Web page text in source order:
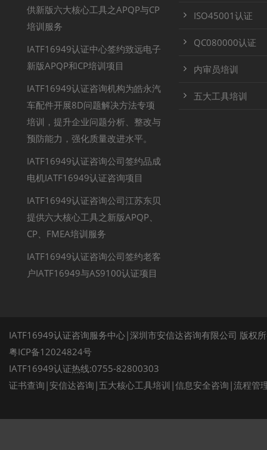
供新版六大核心工具之APQP与CP
培训服务
IATF16949认证中心签约致远电子
新版APQP和CP培训项目
IATF16949认证咨询机构为皓永汽
车配件开展8D问题解决方法专项
培训，提升企业问题分析、整改与
预防能力，强化质量改进水平。
IATF16949认证咨询公司签约品成
电机IATF16949认证咨询项目
IATF16949认证咨询公司江苏东贝
提供六大核心工具之新版APQP、
CP、FMEA培训服务
IATF16949认证咨询公司签约老客
户IATF16949与AS9100认证项目
ISO45001认证
QC080000认证
内审员培训
五大工具培训
IATF16949认证咨询服务中心|深圳市安信达咨询有限公司 版权
粤ICP备12024824号
IATF16949认证热线:0755-82800303
证书查询 | 安信达咨询 | 五大核心工具培训 |信息安全咨询 |流程管